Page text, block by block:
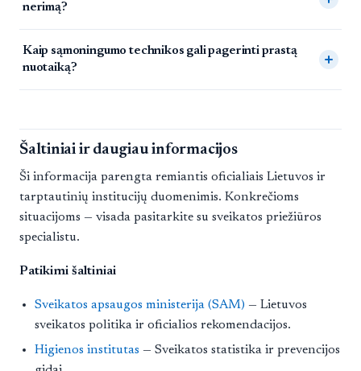
nerimą?
Kaip sąmoningumo technikos gali pagerinti prastą
nuotaiką?
Šaltiniai ir daugiau informacijos
Ši informacija parengta remiantis oficialiais Lietuvos ir
tarptautinių institucijų duomenimis. Konkrečioms
situacijoms — visada pasitarkite su sveikatos priežiūros
specialistu.
Patikimi šaltiniai
Sveikatos apsaugos ministerija (SAM) — Lietuvos
sveikatos politika ir oficialios rekomendacijos.
Higienos institutas — Sveikatos statistika ir prevencijos